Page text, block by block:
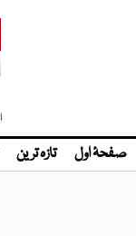
صفحۂ اول تازہ ترین